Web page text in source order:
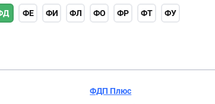
ФЕ ФИ ФЛ ФО ФР ФТ ФУ
ФДП Плюс